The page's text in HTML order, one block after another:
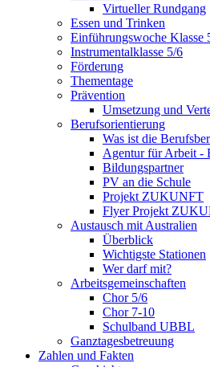
Virtueller Rundgang
Essen und Trinken
Einführungswoche Klasse
Instrumentalklasse 5/6
Förderung
Thementage
Prävention
Umsetzung und
Berufsorientierung
Was ist die
Agentur für Arbeit -
Bildungspartner
PV an die Schule
Projekt ZUKUNFT
Flyer Projekt
Austausch mit Australien
Überblick
Wichtigste Stationen
Wer darf mit?
Arbeitsgemeinschaften
Chor 5/6
Chor 7-10
Schulband UBBL
Ganztagesbetreuung
Zahlen und Fakten